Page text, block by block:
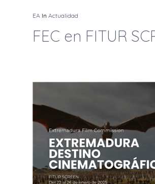
EA In Actualidad
FEC en FITUR